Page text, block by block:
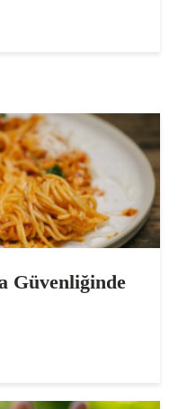
Güvenliğinde